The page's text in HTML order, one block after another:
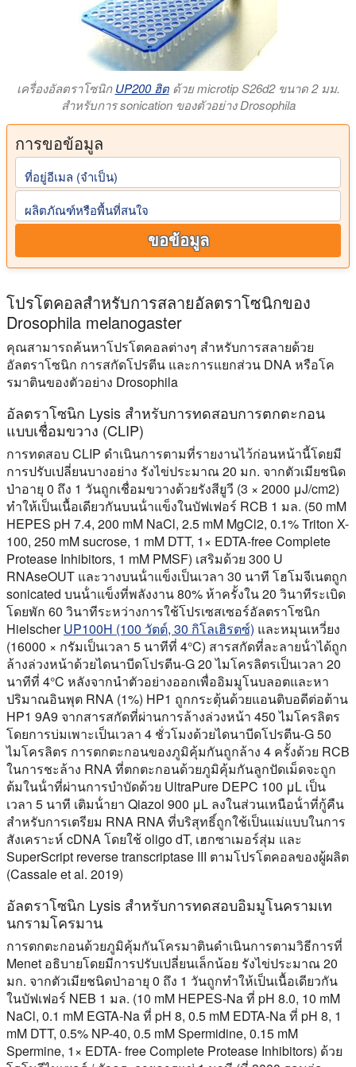
เครื่องอัลตราโซนิกUP200 ฮิตด้วย microtip S26d2 ขนาด 2 มม.
สําหรับการ sonication ของตัวอย่าง Drosophila
การขอข้อมูล
ที่อยู่อีเมล (จําเป็น)
ผลิตภัณฑ์หรือพื้นที่สนใจ
ขอข้อมูล
โปรโตคอลสําหรับการสลายอัลตราโซนิกของ
Drosophila melanogaster
คุณสามารถค้นหาโปรโตคอลต่างๆ สําหรับการสลายด้วย
อัลตราโซนิก การสกัดโปรตีน และการแยกส่วน DNA หรือโค
รมาตินของตัวอย่าง Drosophila
อัลตราโซนิก Lysis สําหรับการทดสอบการตกตะกอน
แบบเชื่อมขวาง (CLIP)
การทดสอบ CLIP ดําเนินการตามที่รายงานไว้ก่อนหน้านี้โดยมี
การปรับเปลี่ยนบางอย่าง รังไข่ประมาณ 20 มก. จากตัวเมียชนิด
ป่าอายุ 0 ถึง 1 วันถูกเชื่อมขวางด้วยรังสียูวี (3 × 2000 μJ/cm2)
ทําให้เป็นเนื้อเดียวกันบนน้ําแข็งในบัฟเฟอร์ RCB 1 มล. (50 mM
HEPES pH 7.4, 200 mM NaCl, 2.5 mM MgCl2, 0.1% Triton X-
100, 250 mM sucrose, 1 mM DTT, 1× EDTA-free Complete
Protease Inhibitors, 1 mM PMSF) เสริมด้วย 300 U
RNAseOUT และวางบนน้ําแข็งเป็นเวลา 30 นาที โฮโมจีเนตถูก
sonicated บนน้ําแข็งที่พลังงาน 80% ห้าครั้งใน 20 วินาทีระเบิด
โดยพัก 60 วินาทีระหว่างการใช้โปรเซสเซอร์อัลตราโซนิก
HielscherUP100H (100 วัตต์, 30 กิโลเฮิรตซ์) และหมุนเหวี่ยง
(16000 × กรัมเป็นเวลา 5 นาทีที่ 4°C) สารสกัดที่ละลายน้ําได้ถูก
ล้างล่วงหน้าด้วยไดนาบีดโปรตีน-G 20 ไมโครลิตรเป็นเวลา 20
นาทีที่ 4°C หลังจากนําตัวอย่างออกเพื่ออิมมูโนบลอตและหา
ปริมาณอินพุต RNA (1%) HP1 ถูกกระตุ้นด้วยแอนติบอดีต่อต้าน
HP1 9A9 จากสารสกัดที่ผ่านการล้างล่วงหน้า 450 ไมโครลิตร
โดยการบ่มเพาะเป็นเวลา 4 ชั่วโมงด้วยไดนาบีดโปรตีน-G 50
ไมโครลิตร การตกตะกอนของภูมิคุ้มกันถูกล้าง 4 ครั้งด้วย RCB
ในการชะล้าง RNA ที่ตกตะกอนด้วยภูมิคุ้มกันลูกปัดเม็ดจะถูก
ต้มในน้ําที่ผ่านการบําบัดด้วย UltraPure DEPC 100 μL เป็น
เวลา 5 นาที เติมน้ํายา Qiazol 900 μL ลงในส่วนเหนือน้ําที่กู้คืน
สําหรับการเตรียม RNA RNA ที่บริสุทธิ์ถูกใช้เป็นแม่แบบในการ
สังเคราะห์ cDNA โดยใช้ oligo dT, เฮกซาเมอร์สุ่ม และ
SuperScript reverse transcriptase III ตามโปรโตคอลของผู้ผลิต
(Cassale et al. 2019)
อัลตราโซนิก Lysis สําหรับการทดสอบอิมมูโนครามเท
นกรามโครมาน
การตกตะกอนด้วยภูมิคุ้มกันโครมาตินดําเนินการตามวิธีการที่
Menet อธิบายโดยมีการปรับเปลี่ยนเล็กน้อย รังไข่ประมาณ 20
มก. จากตัวเมียชนิดป่าอายุ 0 ถึง 1 วันถูกทําให้เป็นเนื้อเดียวกัน
ในบัฟเฟอร์ NEB 1 มล. (10 mM HEPES-Na ที่ pH 8.0, 10 mM
NaCl, 0.1 mM EGTA-Na ที่ pH 8, 0.5 mM EDTA-Na ที่ pH 8, 1
mM DTT, 0.5% NP-40, 0.5 mM Spermidine, 0.15 mM
Spermine, 1× EDTA- free Complete Protease Inhibitors) ด้วย